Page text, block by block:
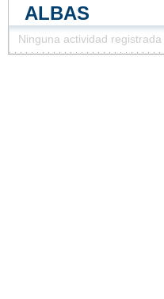
ALBAS
Ninguna actividad